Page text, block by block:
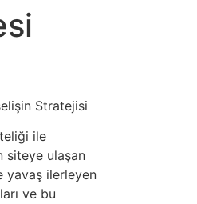
Stratejisi
ile
siteye ulaşan
yavaş ilerleyen
ve bu